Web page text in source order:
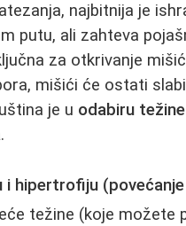
najbitnija je
putu, ali zahteva
za otkrivanje
mišići će ostati
je u odabiru
.
i hipertrofiju
težine (koje možete